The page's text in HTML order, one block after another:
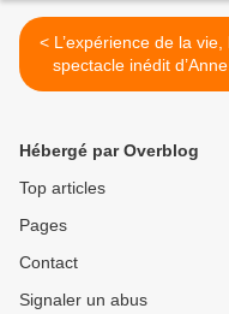
< L’expérience de la vie, le
spectacle inédit d’Anne
Roumanoff, le jeudi
Hébergé par Overblog
Top articles
Pages
Contact
Signaler un abus